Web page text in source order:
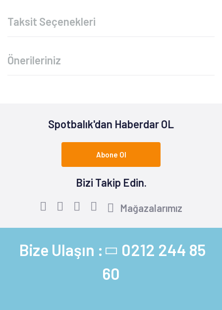
Taksit Seçenekleri
Önerileriniz
Spotbalık'dan Haberdar OL
Abone Ol
Bizi Takip Edin.
Mağazalarımız
Bize Ulaşın : 0212 244 85
60